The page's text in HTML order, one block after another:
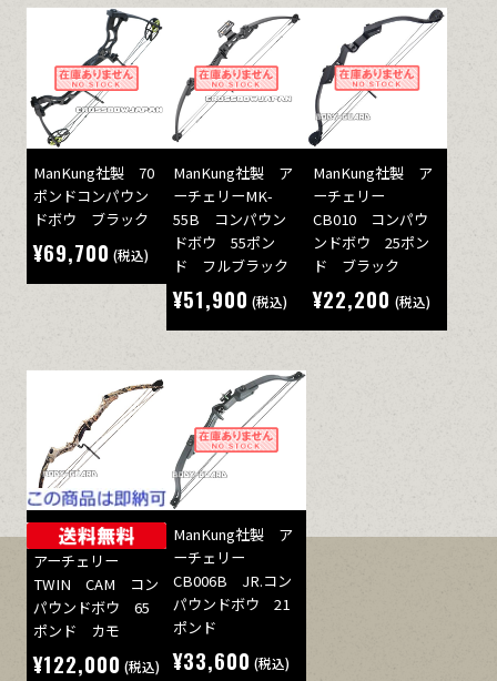
ManKung社製 70
ポンドコンパウン
ドボウ ブラック
¥69,700 (税込)
ManKung社製 ア
ーチェリーMK-
55B コンパウン
ドボウ 55ポン
ド フルブラック
¥51,900 (税込)
ManKung社製 ア
ーチェリー
CB010 コンパウ
ンドボウ 25ポン
ド ブラック
¥22,200 (税込)
アーチェリー
TWIN CAM コン
パウンドボウ 65
ポンド カモ
¥122,000 (税込)
ManKung社製 ア
ーチェリー
CB006B JR.コン
パウンドボウ 21
ポンド
¥33,600 (税込)